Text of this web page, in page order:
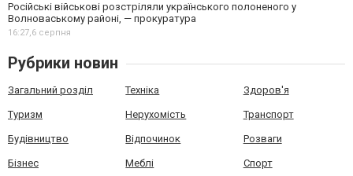
Російські військові розстріляли українського полоненого у
Волноваському районі, — прокуратура
16:27,6 серпня
Рубрики новин
Загальний розділ Техніка Здоров'я
Туризм Нерухомість Транспорт
Будівництво Відпочинок Розваги
Бізнес Меблі Спорт